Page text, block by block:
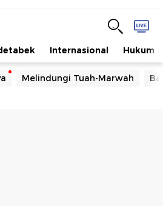
Internasional Hukum
Melindungi Tuah-Marwah